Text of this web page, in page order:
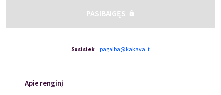
PASIBAIGĘS
Susisiek pagalba@kakava.lt
Apie renginį